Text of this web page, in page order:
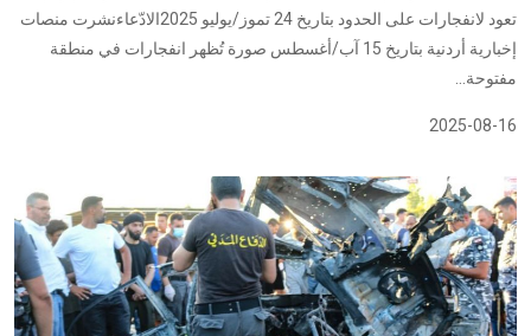
تعود لانفجارات على الحدود بتاريخ 24 تموز/يوليو 2025الادّعاءنشرت منصات
إخبارية أردنية بتاريخ 15 آب/أغسطس صورة تُظهر انفجارات في منطقة
مفتوحة...
2025-08-16